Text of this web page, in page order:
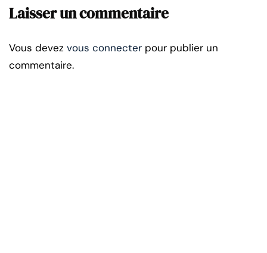
Laisser un commentaire
Vous devez vous connecter pour publier un
commentaire.